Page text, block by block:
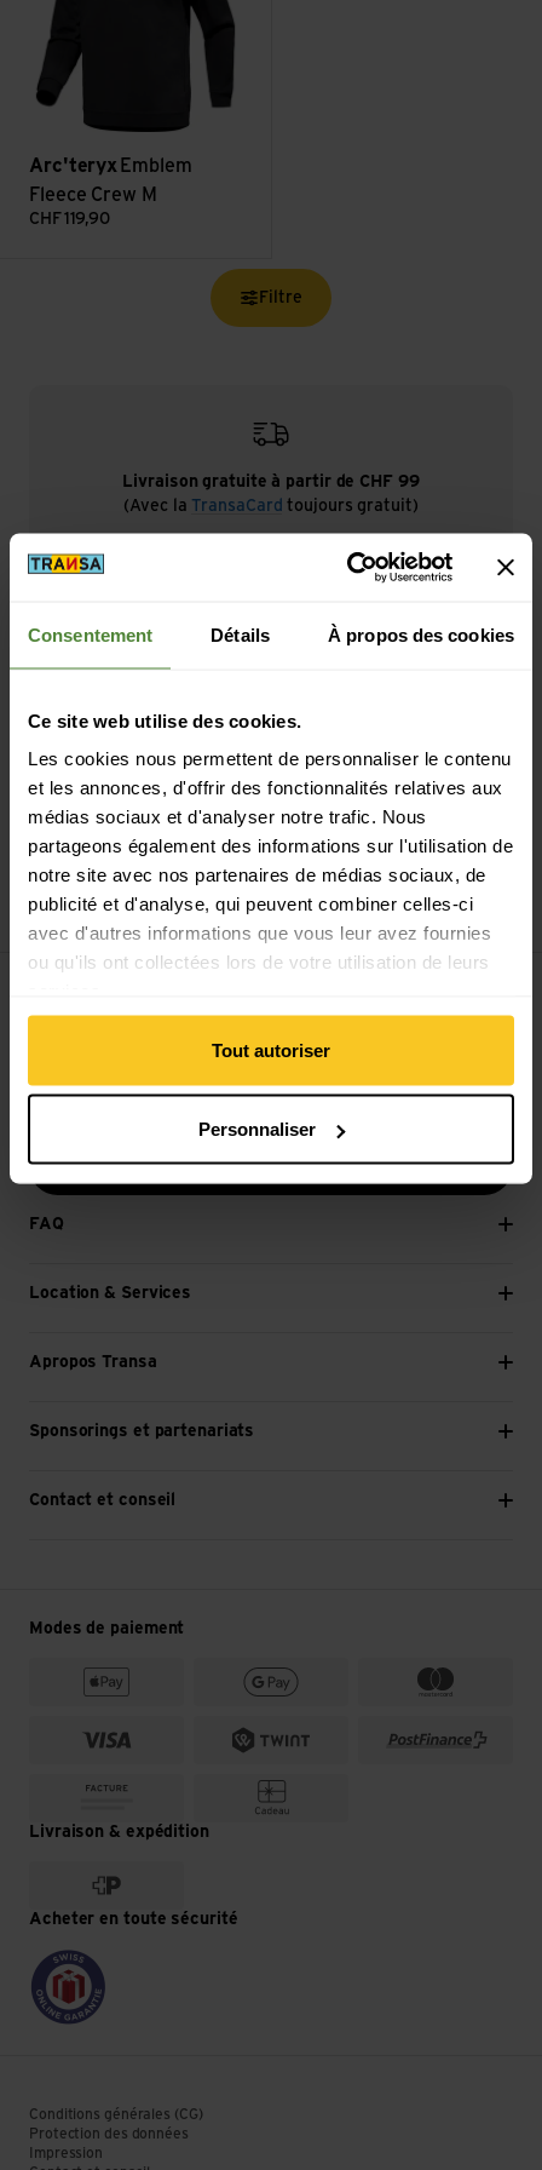
Consentement Détails À propos des cookies
Ce site web utilise des cookies.
Les cookies nous permettent de personnaliser le contenu
et les annonces, d'offrir des fonctionnalités relatives aux
médias sociaux et d'analyser notre trafic. Nous
partageons également des informations sur l'utilisation de
notre site avec nos partenaires de médias sociaux, de
publicité et d'analyse, qui peuvent combiner celles-ci
avec d'autres informations que vous leur avez fournies
ou qu'ils ont collectées lors de votre utilisation de leurs
Tout autoriser
Personnaliser
Arc'teryx Emblem
Fleece Crew M
CHF 119,90
Filtre
Livraison gratuite à partir de CHF 99
(Avec la TransaCard toujours gratuit)
S'inscrire à la newsletter
Continuer
FAQ
Location & Services
Apropos Transa
Sponsorings et partenariats
Contact et conseil
Modes de paiement
Livraison & expédition
Acheter en toute sécurité
Conditions générales (CG)
Protection des données
Impression